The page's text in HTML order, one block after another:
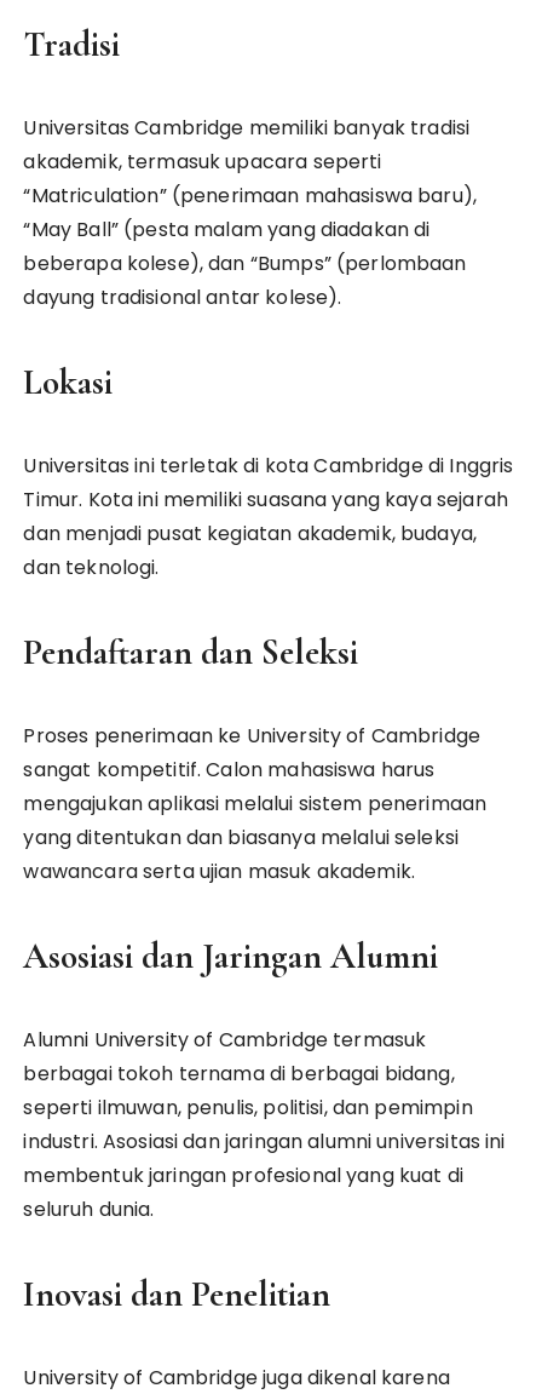
Tradisi
Universitas Cambridge memiliki banyak tradisi
akademik, termasuk upacara seperti
“Matriculation” (penerimaan mahasiswa baru),
“May Ball” (pesta malam yang diadakan di
beberapa kolese), dan “Bumps” (perlombaan
dayung tradisional antar kolese).
Lokasi
Universitas ini terletak di kota Cambridge di Inggris
Timur. Kota ini memiliki suasana yang kaya sejarah
dan menjadi pusat kegiatan akademik, budaya,
dan teknologi.
Pendaftaran dan Seleksi
Proses penerimaan ke University of Cambridge
sangat kompetitif. Calon mahasiswa harus
mengajukan aplikasi melalui sistem penerimaan
yang ditentukan dan biasanya melalui seleksi
wawancara serta ujian masuk akademik.
Asosiasi dan Jaringan Alumni
Alumni University of Cambridge termasuk
berbagai tokoh ternama di berbagai bidang,
seperti ilmuwan, penulis, politisi, dan pemimpin
industri. Asosiasi dan jaringan alumni universitas ini
membentuk jaringan profesional yang kuat di
seluruh dunia.
Inovasi dan Penelitian
University of Cambridge juga dikenal karena